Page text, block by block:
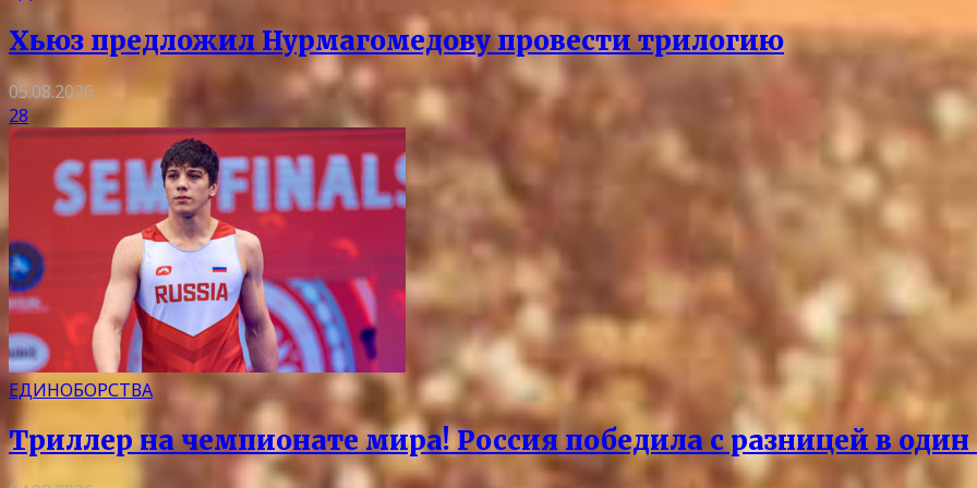
Хьюз предложил Нурмагомедову провести трилогию
05.08.2026
28
ЕДИНОБОРСТВА
Триллер на чемпионате мира! Россия победила с разницей в один